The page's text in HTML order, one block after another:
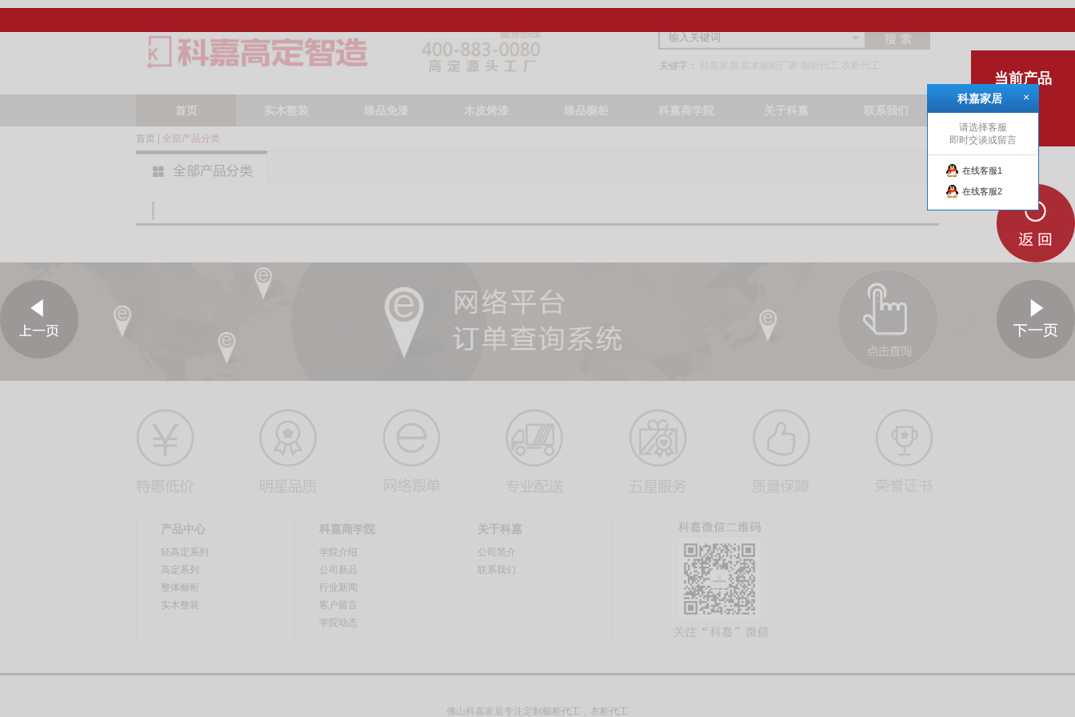
关键字：
首页 实木整装 臻品免漆 木皮烤漆 臻品橱柜 科嘉商学院 关于科嘉 联系我们
首页 全部产品分类
产品中心
轻高定系列
高定系列
整体橱柜
实木整装
科嘉商学院
学院介绍
公司新品
行业新闻
客户留言
学院动态
关于科嘉
公司简介
联系我们
佛山科嘉家居专注定制 橱柜代工 ， 衣柜代工
科嘉家居 ×
请选择客服
即时交谈或留言
在线客服1
在线客服2
当前产品
1